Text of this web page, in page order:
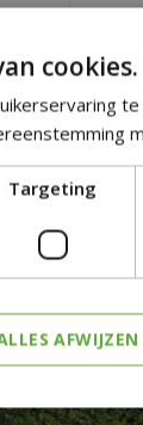
cookies.
Targeting
AFWIJZEN